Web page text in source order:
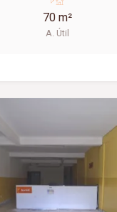
70 m²
A. Útil